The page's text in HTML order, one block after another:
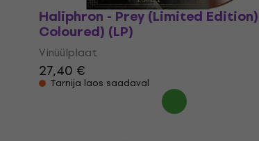
Haliphron - Prey (Limited
Coloured) (LP)
Vinüülplaat
27,40 €
Tarnija laos saadaval